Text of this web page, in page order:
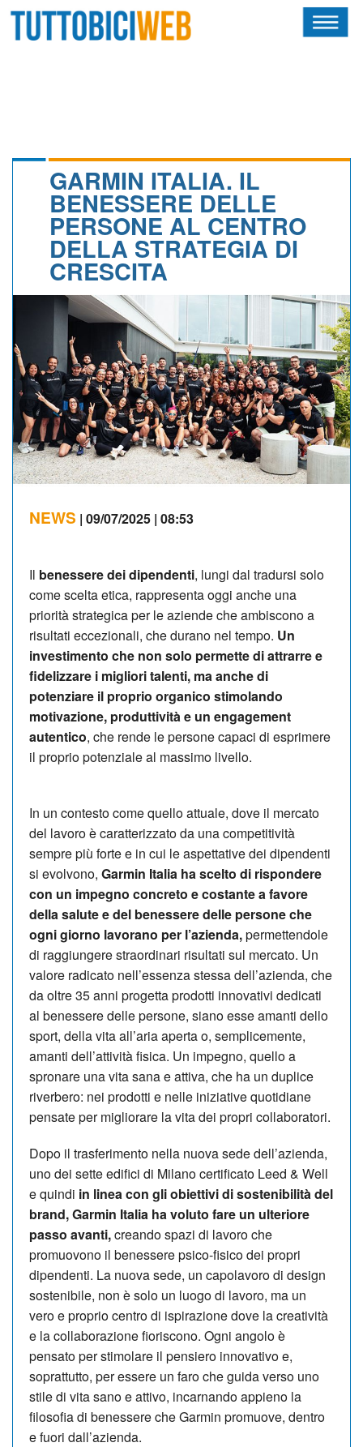
CALENDARIO
ALBI D'ORO
NEWSLETTER
GARMIN ITALIA. IL
BENESSERE DELLE
PERSONE AL CENTRO
DELLA STRATEGIA DI
CRESCITA
NEWS | 09/07/2025 | 08:53
Il benessere dei dipendenti, lungi dal tradursi solo
come scelta etica, rappresenta oggi anche una
priorità strategica per le aziende che ambiscono a
risultati eccezionali, che durano nel tempo. Un
investimento che non solo permette di attrarre e
fidelizzare i migliori talenti, ma anche di
potenziare il proprio organico stimolando
motivazione, produttività e un engagement
autentico, che rende le persone capaci di esprimere
il proprio potenziale al massimo livello.
In un contesto come quello attuale, dove il mercato
del lavoro è caratterizzato da una competitività
sempre più forte e in cui le aspettative dei dipendenti
si evolvono, Garmin Italia ha scelto di rispondere
con un impegno concreto e costante a favore
della salute e del benessere delle persone che
ogni giorno lavorano per l’azienda,permettendole
di raggiungere straordinari risultati sul mercato. Un
valore radicato nell’essenza stessa dell’azienda, che
da oltre 35 anni progetta prodotti innovativi dedicati
al benessere delle persone, siano esse amanti dello
sport, della vita all’aria aperta o, semplicemente,
amanti dell’attività fisica. Un impegno, quello a
spronare una vita sana e attiva, che ha un duplice
riverbero: nei prodotti e nelle iniziative quotidiane
pensate per migliorare la vita dei propri collaboratori.
Dopo il trasferimento nella nuova sede dell’azienda,
uno dei sette edifici di Milano certificato Leed & Well
e quindi in linea con gli obiettivi di sostenibilità del
brand, Garmin Italia ha voluto fare un ulteriore
passo avanti,creando spazi di lavoro che
promuovono il benessere psico-fisico dei propri
dipendenti. La nuova sede, un capolavoro di design
sostenibile, non è solo un luogo di lavoro, ma un
vero e proprio centro di ispirazione dove la creatività
e la collaborazione fioriscono. Ogni angolo è
pensato per stimolare il pensiero innovativo e,
soprattutto, per essere un faro che guida verso uno
stile di vita sano e attivo, incarnando appieno la
filosofia di benessere che Garmin promuove, dentro
e fuori dall’azienda.